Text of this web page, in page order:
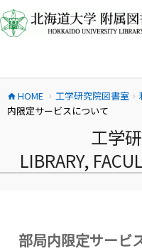
ン
テ
ス
キ
home HOME chevron_right 工学研究院図書室 chevron_right
内限定サービスについて
工学
LIBRARY,
部局内限定サービ